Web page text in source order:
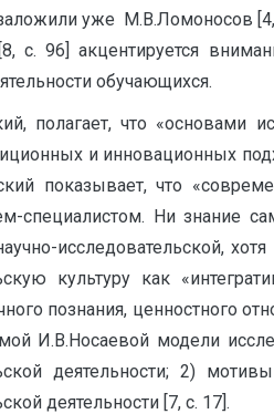
уже М.В.Ломоносов
с. 96] акцентируется
обучающихся.
полагает, что «основами
и инновационных
показывает, что
специалистом. Ни знание
исследовательской,
культуру как
познания, ценностного
И.В.Носаевой модели
деятельности; 2)
деятельности [7, с. 17].